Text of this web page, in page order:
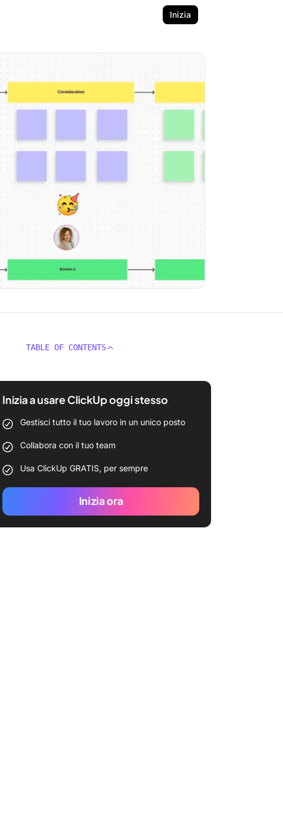
Inizia
TABLE OF CONTENTS
Inizia a usare ClickUp oggi stesso
Gestisci tutto il tuo lavoro in un unico posto
Collabora con il tuo team
Usa ClickUp GRATIS, per sempre
Inizia ora